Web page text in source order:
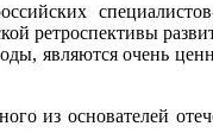
ретроспективы
являются очень
из основателей